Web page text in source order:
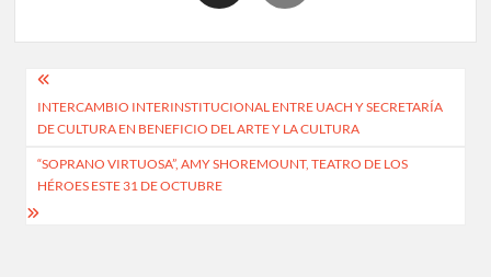
INTERCAMBIO INTERINSTITUCIONAL ENTRE UACH Y SECRETARÍA
DE CULTURA EN BENEFICIO DEL ARTE Y LA CULTURA
“SOPRANO VIRTUOSA”, AMY SHOREMOUNT, TEATRO DE LOS
HÉROES ESTE 31 DE OCTUBRE